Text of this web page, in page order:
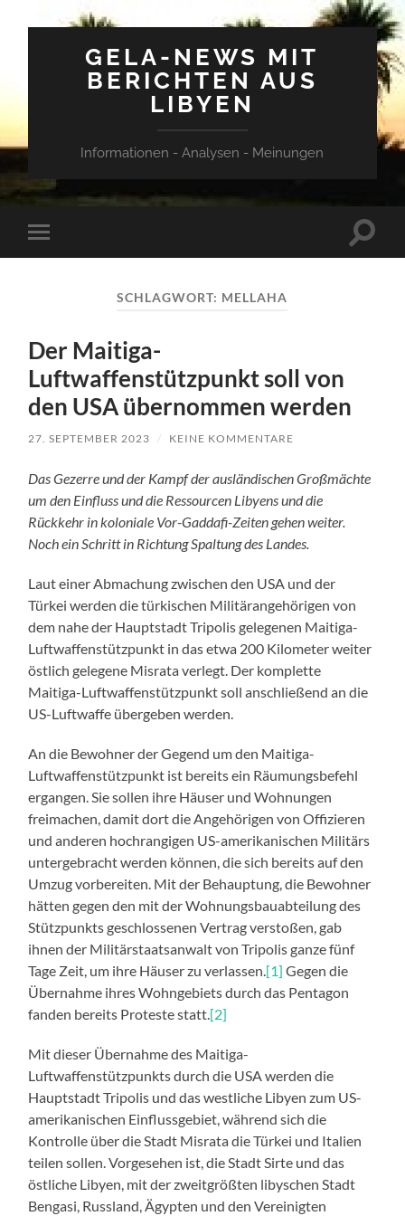
GELA-NEWS MIT
BERICHTEN AUS
LIBYEN
Informationen - Analysen - Meinungen
Mobile-
Menü
SCHLAGWORT: MELLAHA
Der Maitiga-
Luftwaffenstützpunkt soll von
den USA übernommen werden
27. SEPTEMBER 2023 / KEINE KOMMENTARE
Das Gezerre und der Kampf der ausländischen Großmächte
um den Einfluss und die Ressourcen Libyens und die
Rückkehr in koloniale Vor-Gaddafi-Zeiten gehen weiter.
Noch ein Schritt in Richtung Spaltung des Landes.
Laut einer Abmachung zwischen den USA und der
Türkei werden die türkischen Militärangehörigen von
dem nahe der Hauptstadt Tripolis gelegenen Maitiga-
Luftwaffenstützpunkt in das etwa 200 Kilometer weiter
östlich gelegene Misrata verlegt. Der komplette
Maitiga-Luftwaffenstützpunkt soll anschließend an die
US-Luftwaffe übergeben werden.
An die Bewohner der Gegend um den Maitiga-
Luftwaffenstützpunkt ist bereits ein Räumungsbefehl
ergangen. Sie sollen ihre Häuser und Wohnungen
freimachen, damit dort die Angehörigen von Offizieren
und anderen hochrangigen US-amerikanischen Militärs
untergebracht werden können, die sich bereits auf den
Umzug vorbereiten. Mit der Behauptung, die Bewohner
hätten gegen den mit der Wohnungsbauabteilung des
Stützpunkts geschlossenen Vertrag verstoßen, gab
ihnen der Militärstaatsanwalt von Tripolis ganze fünf
Tage Zeit, um ihre Häuser zu verlassen.[1] Gegen die
Übernahme ihres Wohngebiets durch das Pentagon
fanden bereits Proteste statt.[2]
Mit dieser Übernahme des Maitiga-
Luftwaffenstützpunkts durch die USA werden die
Hauptstadt Tripolis und das westliche Libyen zum US-
amerikanischen Einflussgebiet, während sich die
Kontrolle über die Stadt Misrata die Türkei und Italien
teilen sollen. Vorgesehen ist, die Stadt Sirte und das
östliche Libyen, mit der zweitgrößten libyschen Stadt
Bengasi, Russland, Ägypten und den Vereinigten